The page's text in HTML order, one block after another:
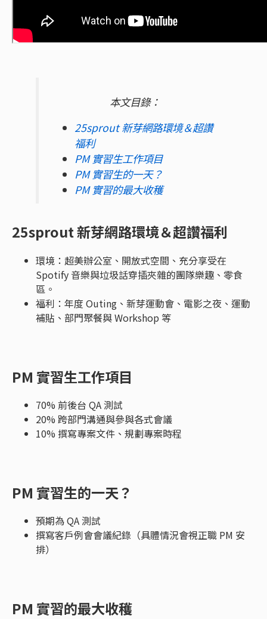
本文目錄：
25sprout 新芽網路環境＆超讚
福利
PM 實習生工作項目
PM 實習生的一天？
PM 實習的最大收穫
25sprout 新芽網路環境＆超讚福利
環境：超美辦公室、開放式空間、充分享受在
Spotify 音樂與垃圾話穿插夾雜的團隊樂趣、零食
區。
福利：年度 Outing、新芽運動會、電影之夜、運動
補貼、部門聚餐與 Workshop 等
PM 實習生工作項目
70% 前後台 QA 測試
20% 跨部門溝通與參與各式會議
10% 撰寫專案文件、規劃專案時程
PM 實習生的一天？
預期為 QA 測試
撰寫客戶例會會議紀錄（具體情況會視正職 PM 安
排）
PM 實習的最大收穫